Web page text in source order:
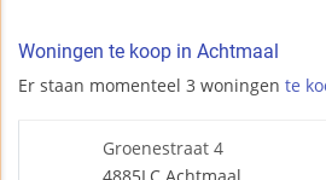
Woningen te koop in Achtmaal
Er staan momenteel 3 woningen te
Groenestraat 4